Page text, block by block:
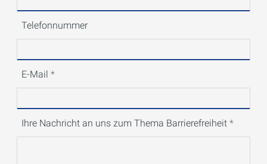
Telefonnummer
E-Mail
Ihre Nachricht an uns zum Thema Barrierefreiheit